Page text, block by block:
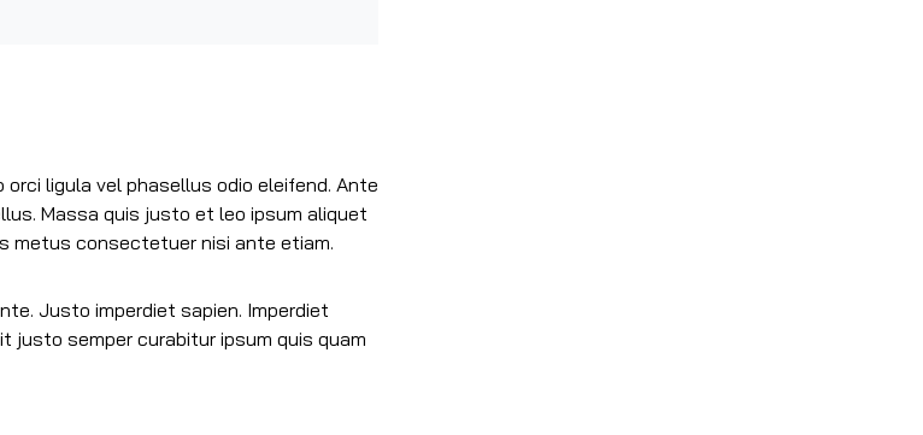
ligula vel phasellus odio eleifend. Ante
Massa quis justo et leo ipsum aliquet
metus consectetuer nisi ante etiam.
Justo imperdiet sapien. Imperdiet
justo semper curabitur ipsum quis quam